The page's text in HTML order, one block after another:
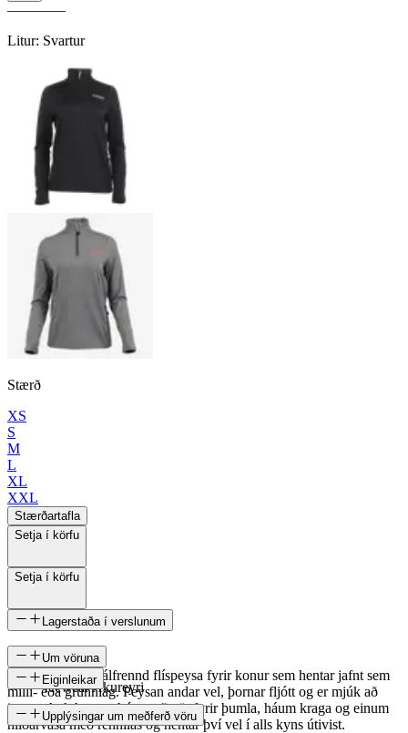
————
Litur: Svartur
Stærð
XS
S
M
L
XL
XXL
Stærðartafla
Setja í körfu
Setja í körfu
Lagerstaða í verslunum
Icewear Akureyri
Um vöruna
Esjufjöll er létt hálfrennd flíspeysa fyrir konur sem hentar jafnt sem
milli- eða grunnlag. Peysan andar vel, þornar fljótt og er mjúk að
innan. Auk þess er hún með göt fyrir þumla, háum kraga og einum
hliðarvasa með rennilás og hentar því vel í alls kyns útivist.
Eiginleikar
SKU Upplýsingar um meðferð vöru